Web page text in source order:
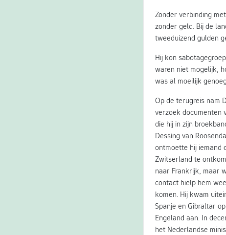
Zonder verbinding
zonder geld. Bij de
tweeduizend gulden
Hij kon
waren niet mogelijk,
was al moeilijk
Op de terugreis nam
verzoek documenten
die hij in zijn
Dessing van
ontmoette hij iemand
Zwitserland te
naar Frankrijk, maar
contact hielp hem
komen. Hij kwam
Spanje en Gibraltar
Engeland aan. In
het Nederlandse